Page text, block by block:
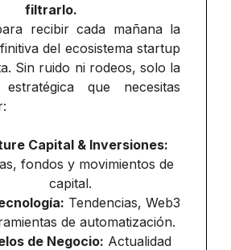
filtrarlo.
recibir cada mañana la
del ecosistema startup
Sin ruido ni rodeos, solo la
estratégica que necesitas
Capital & Inversiones:
fondos y movimientos de
capital.
Tendencias, Web3
de automatización.
de Negocio: Actualidad